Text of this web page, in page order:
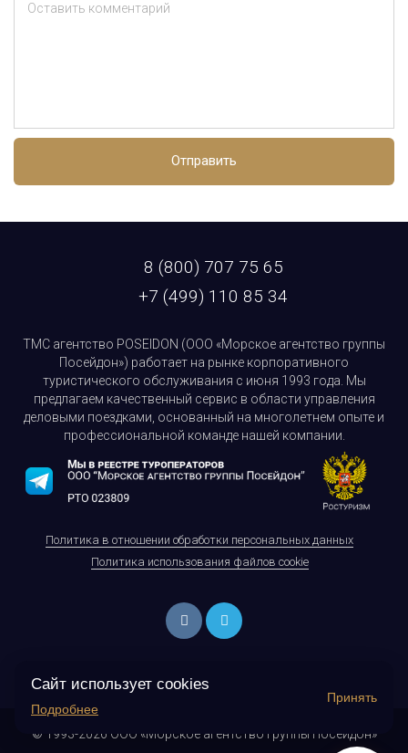
Оставить комментарий
Отправить
8 (800) 707 75 65
+7 (499) 110 85 34
ТМС агентство POSEIDON (ООО «Морское агентство группы
Посейдон») работает на рынке корпоративного
туристического обслуживания с июня 1993 года. Мы
предлагаем качественный сервис в области управления
деловыми поездками, основанный на многолетнем опыте и
профессиональной команде нашей компании.
Политика в отношении обработки персональных данных
Политика использования файлов cookie
© 1993-2026 ООО «Морское агентство группы Посейдон»
Сайт использует cookies
Подробнее
Принять